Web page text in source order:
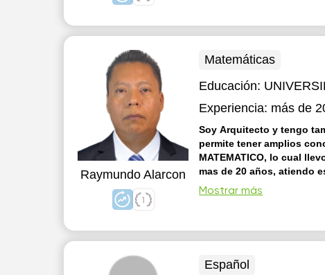
Raymundo Alarcon
Matemáticas
Educación:
Experiencia: más de
Soy Arquitecto y tengo
permite tener amplios
MATEMATICO, lo cual
mas de 20 años, atiendo
estudios de Arquitecto y de
adapto el material a
Mostrar más
Español